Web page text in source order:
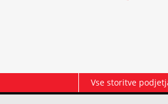
Vse storitve